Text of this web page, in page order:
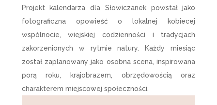
Projekt kalendarza dla Słowiczanek powstał jako
fotograficzna opowieść o lokalnej kobiecej
wspólnocie, wiejskiej codzienności i tradycjach
zakorzenionych w rytmie natury. Każdy miesiąc
został zaplanowany jako osobna scena, inspirowana
porą roku, krajobrazem, obrzędowością oraz
charakterem miejscowej społeczności.